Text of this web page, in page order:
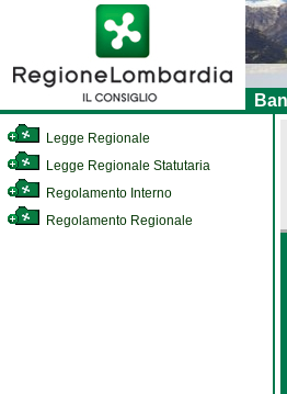
Legge Regionale
Legge Regionale Statutaria
Regolamento Interno
Regolamento Regionale